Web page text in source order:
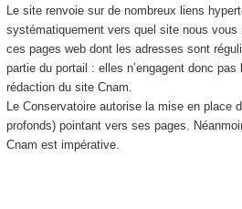
Le site renvoie sur de nombreux liens
systématiquement vers quel site nous vous
ces pages web dont les adresses sont
partie du portail : elles n’engagent donc
rédaction du site Cnam.
Le Conservatoire autorise la mise en place
profonds) pointant vers ses pages.
Cnam est impérative.